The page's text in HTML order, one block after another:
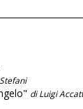
di Luigi